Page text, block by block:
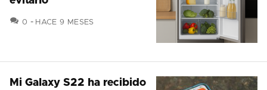
0 COMENTARIOS
HACE 9 MESES
Mi Galaxy S22 ha recibido